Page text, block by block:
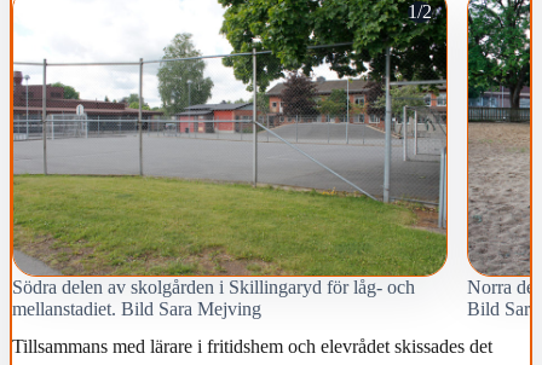
1/2
Södra delen av skolgården i Skillingaryd för låg- och
mellanstadiet. Bild Sara Mejving
Norra
Bild
Tillsammans med lärare i fritidshem och elevrådet skissades det